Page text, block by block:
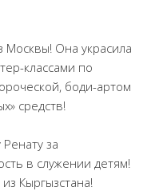
Она украсила
классами по
боди-артом
средств!
за
в служении детям!
Кыргызстана!